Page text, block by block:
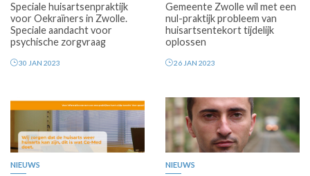
Speciale huisartsenpraktijk
voor Oekraïners in Zwolle.
Speciale aandacht voor
psychische zorgvraag
30 JAN 2023
Gemeente Zwolle wil met een
nul-praktijk probleem van
huisartsentekort tijdelijk
oplossen
26 JAN 2023
Premium
NIEUWS NIEUWS